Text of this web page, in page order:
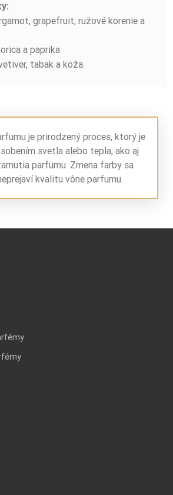
grapefruit, ružové korenie a
a paprika
tabak a koža.
je prirodzený proces, ktorý je
svetla alebo tepla, ako aj
parfumu. Zmena farby sa
kvalitu vône parfumu.